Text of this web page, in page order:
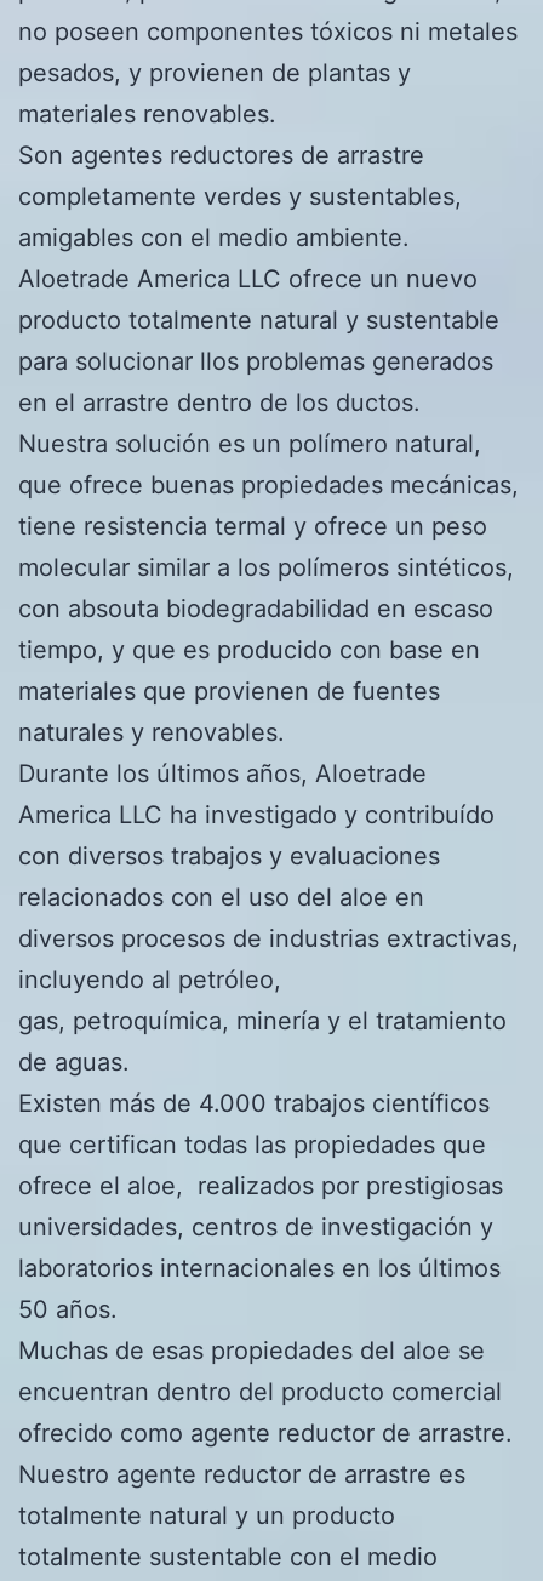
no poseen componentes tóxicos ni metales
pesados, y provienen de plantas y
materiales renovables.
Son agentes reductores de arrastre
completamente verdes y sustentables,
amigables con el medio ambiente.
Aloetrade America LLC ofrece un nuevo
producto totalmente natural y sustentable
para solucionar llos problemas generados
en el arrastre dentro de los ductos.
Nuestra solución es un polímero natural,
que ofrece buenas propiedades mecánicas,
tiene resistencia termal y ofrece un peso
molecular similar a los polímeros sintéticos,
con absouta biodegradabilidad en escaso
tiempo, y que es producido con base en
materiales que provienen de fuentes
naturales y renovables.
Durante los últimos años, Aloetrade
America LLC ha investigado y contribuído
con diversos trabajos y evaluaciones
relacionados con el uso del aloe en
diversos procesos de industrias extractivas,
incluyendo al petróleo,
gas, petroquímica, minería y el tratamiento
de aguas.
Existen más de 4.000 trabajos científicos
que certifican todas las propiedades que
ofrece el aloe, realizados por prestigiosas
universidades, centros de investigación y
laboratorios internacionales en los últimos
50 años.
Muchas de esas propiedades del aloe se
encuentran dentro del producto comercial
ofrecido como agente reductor de arrastre.
Nuestro agente reductor de arrastre es
totalmente natural y un producto
totalmente sustentable con el medio